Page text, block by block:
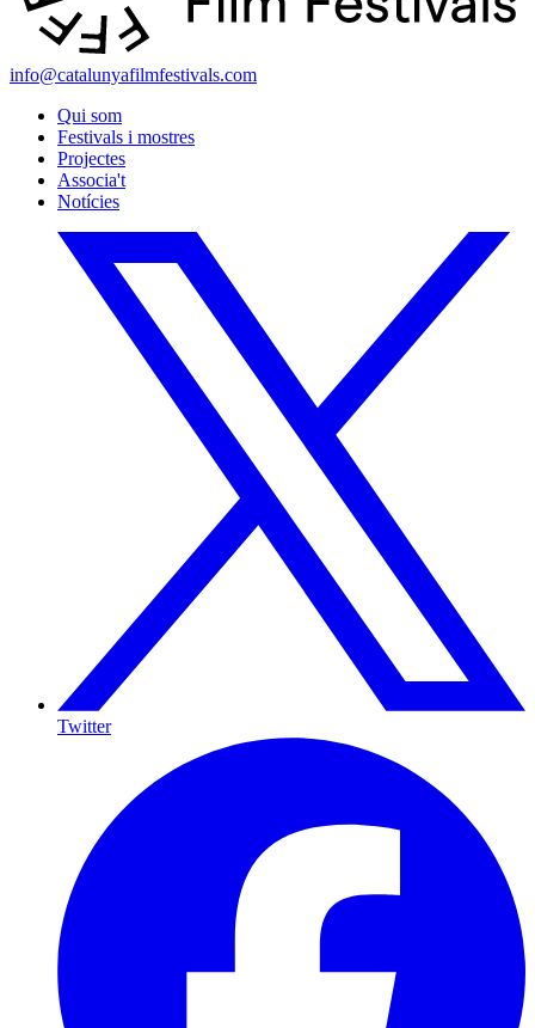
info@catalunyafilmfestivals.com
Qui som
Festivals i mostres
Projectes
Associa't
Notícies
Twitter